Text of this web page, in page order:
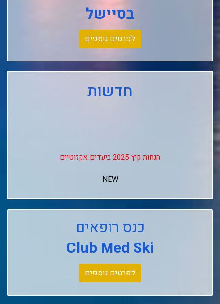
בסיישל
לפרטים נוספים
חדשות
NEW
↓↓↓
Club Med Les Arcs Panorama
Club Med L'alpe D'huez
Club Med La Rosiere
Club Med Tignes
Club Med Seychelles
כנס רופאים
Club Med Ski
לפרטים נוספים